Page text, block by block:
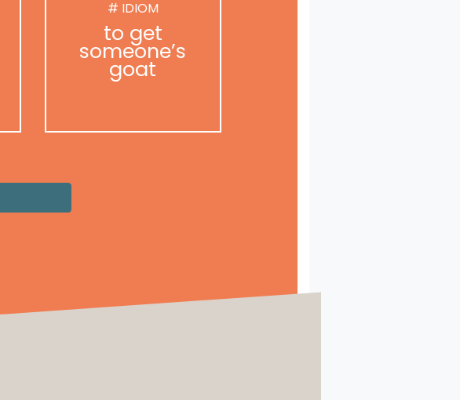
# IDIOM
to get
someone’s
goat